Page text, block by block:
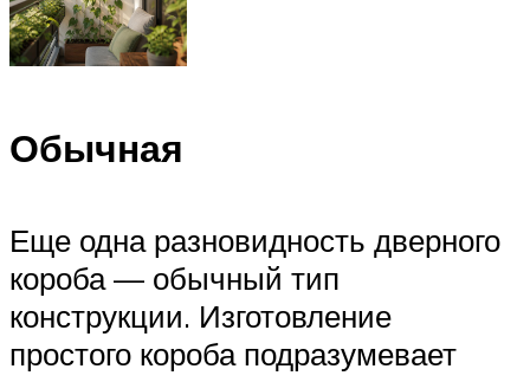
Обычная
Еще одна разновидность дверного
короба — обычный тип
конструкции. Изготовление
простого короба подразумевает